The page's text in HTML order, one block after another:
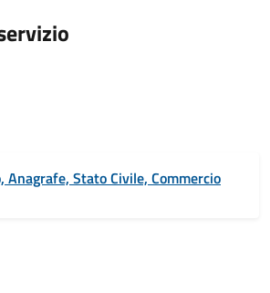
Anagrafe, Stato Civile, Commercio